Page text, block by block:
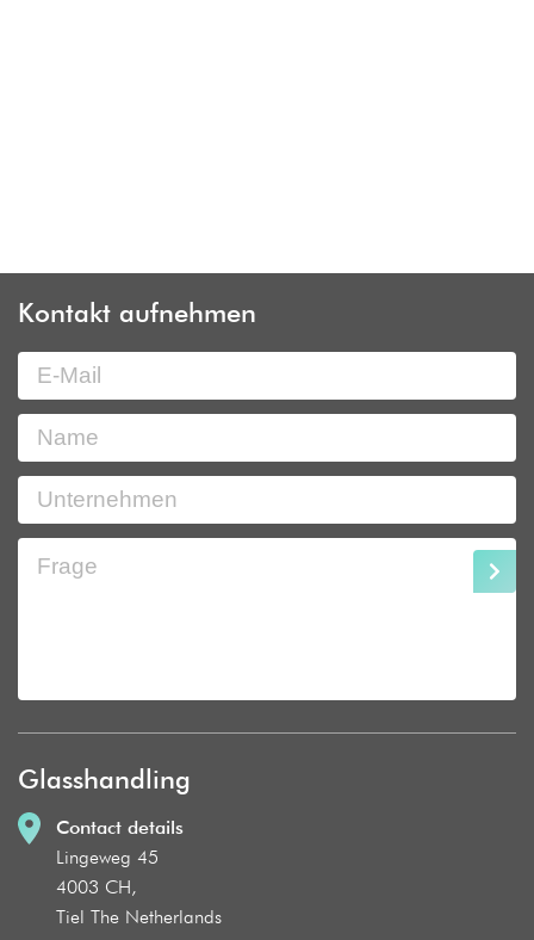
Glasshandling
Contact details
Lingeweg 45
4003 CH,
Tiel The Netherlands
Kontakt aufnehmen